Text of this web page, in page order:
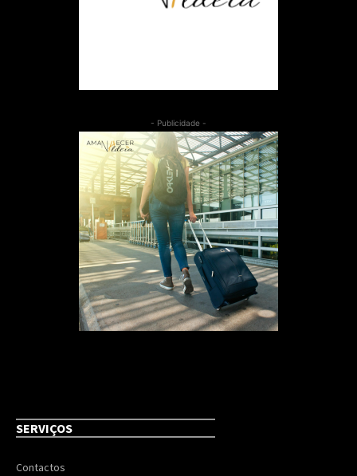
- Publicidade -
SERVIÇOS
Contactos